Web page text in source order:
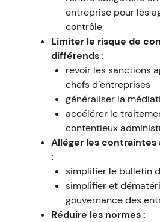
entreprise pour les
contrôle
Limiter le risque de
différends :
revoir les sanctions
chefs d’entreprises
généraliser la
accélérer le
contentieux
Alléger les
:
simplifier le bulletin
simplifier et
gouvernance des
Réduire les normes :